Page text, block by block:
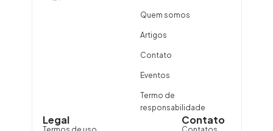
Quem somos
Artigos
Contato
Eventos
Termo de
responsabilidade
Contato
Legal